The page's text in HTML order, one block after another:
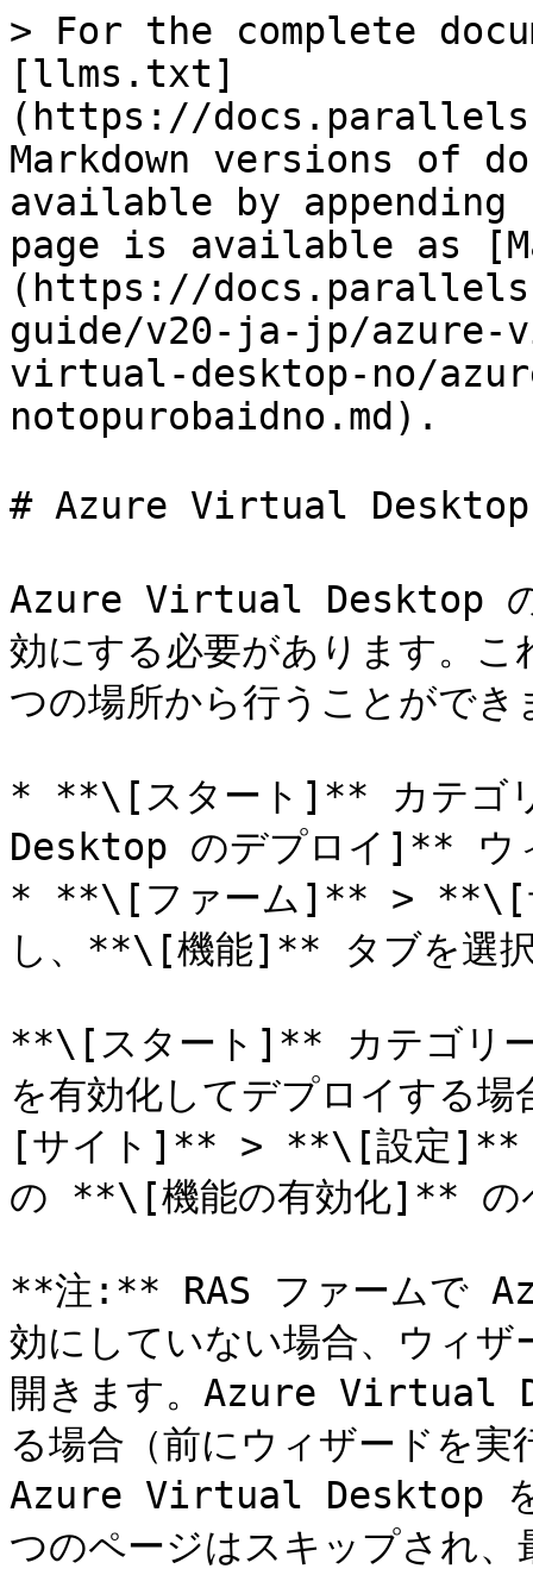
> For the complete
[llms.txt]
(https://
Markdown versions of
available by
page is available as
(https://
guide/v20-ja-jp/azure-
virtual-desktop-no/
notopurobaidno.md).
# Azure Virtual Desktop
Azure Virtual Desktop の
効にする必要があります。
つの場所から行うことができ
* **\[スタート]** カテ
Desktop のデプロイ]** ウ
* **\[ファーム]** > **\[
し、**\[機能]** タブを選
**\[スタート]** カテゴリ
を有効化してデプロイする
[サイト]** > **\[設定]**
の **\[機能の有効化]** の
**注:** RAS ファームで
効にしていない場合、ウィ
開きます。Azure Virtual
る場合（前にウィザードを
Azure Virtual Desktop を
つのページはスキップされ